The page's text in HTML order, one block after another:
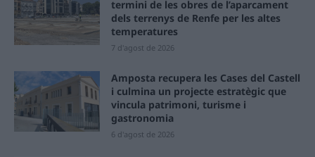
termini de les obres de l’aparcament
dels terrenys de Renfe per les altes
temperatures
7 d'agost de 2026
Amposta recupera les Cases del Castell
i culmina un projecte estratègic que
vincula patrimoni, turisme i
gastronomia
6 d'agost de 2026